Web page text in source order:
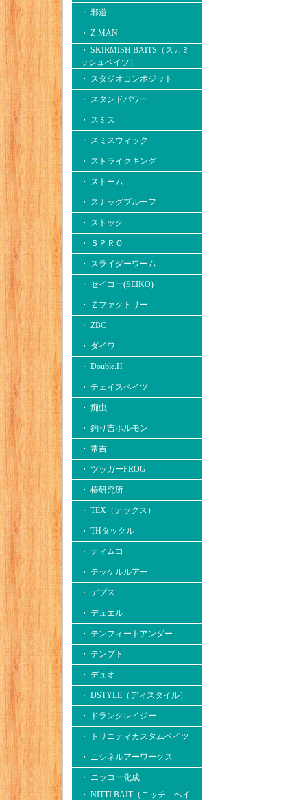
・ 邪道
・ Z-MAN
・ SKIRMISH BAITS（スカミ
ッシュベイツ）
・ スタジオコンポジット
・ スタンドパワー
・ スミス
・ スミスウィック
・ ストライクキング
・ ストーム
・ スナッグプルーフ
・ ストック
・ ＳＰＲＯ
・ スライダーワーム
・ セイコー(SEIKO)
・ Ｚファクトリー
・ ZBC
・ ダイワ
・ Double.H
・ チェイスベイツ
・ 痴虫
・ 釣り吉ホルモン
・ 常吉
・ ツッガーFROG
・ 椿研究所
・ TEX（テックス）
・ THタックル
・ ティムコ
・ テッケルルアー
・ デプス
・ デュエル
・ テンフィートアンダー
・ テンプト
・ デュオ
・ DSTYLE（ディスタイル）
・ ドランクレイジー
・ トリニティカスタムベイツ
・ ニシネルアーワークス
・ ニッコー化成
・ NITTI BAIT（ニッチ ベイ